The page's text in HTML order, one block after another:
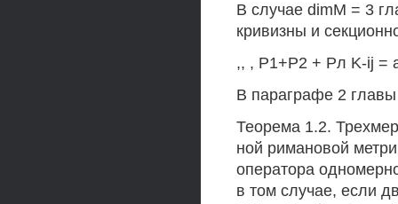
В случае dimM = 3
кривизны и
,, , Р1+Р2 + Рл K-ij =
В параграфе 2
Теорема 1.2.
ной римановой
оператора
в том случае, если